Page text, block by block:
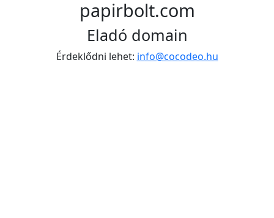
papirbolt.com
Eladó domain
Érdeklődni lehet: info@cocodeo.hu